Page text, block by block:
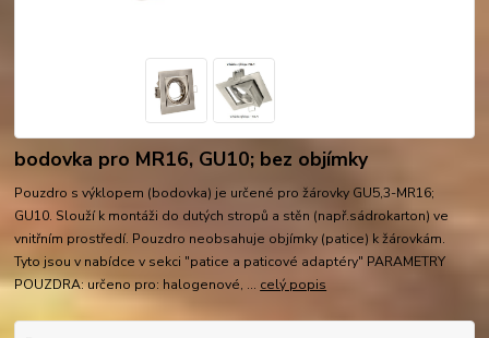
bodovka pro MR16, GU10; bez objímky
Pouzdro s výklopem (bodovka) je určené pro žárovky GU5,3-MR16;
GU10. Slouží k montáži do dutých stropů a stěn (např.sádrokarton) ve
vnitřním prostředí. Pouzdro neobsahuje objímky (patice) k žárovkám.
Tyto jsou v nabídce v sekci "patice a paticové adaptéry" PARAMETRY
POUZDRA: určeno pro: halogenové, ... celý popis